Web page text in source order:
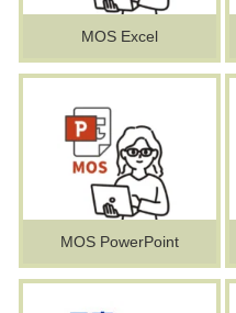
MOS Excel
MOS PowerPoint